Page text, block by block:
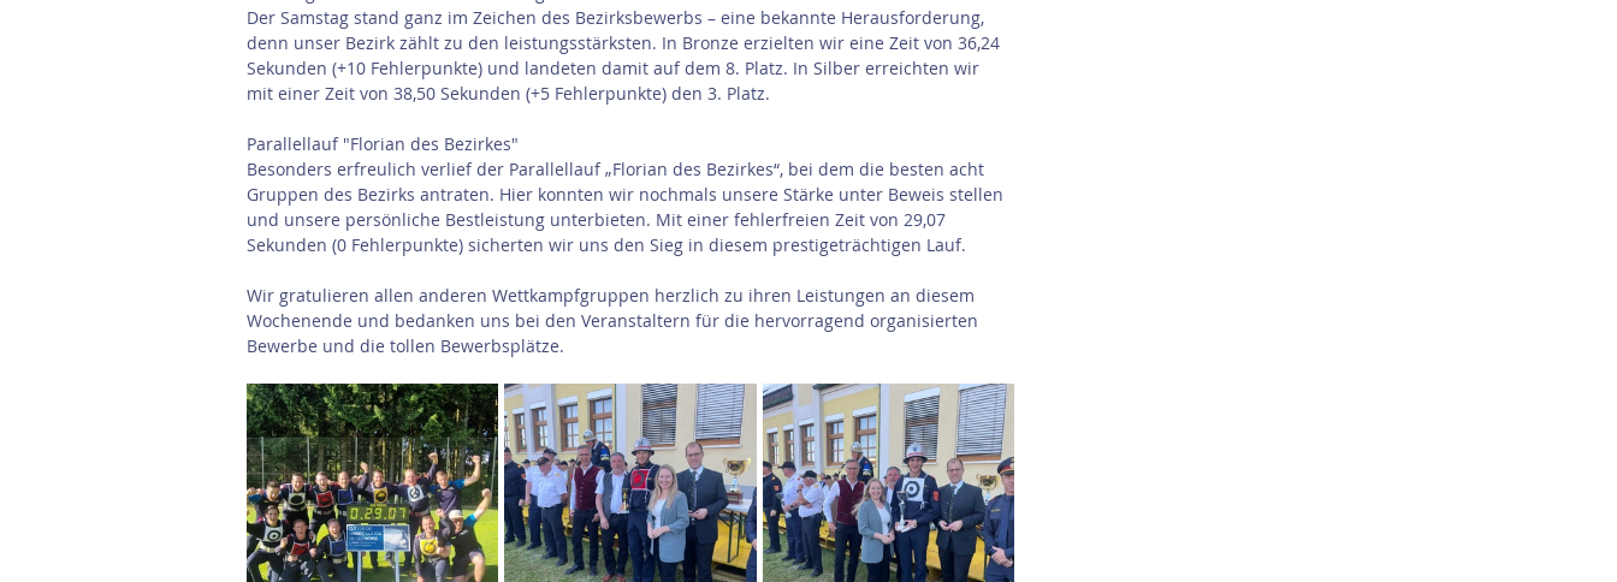
Der Samstag stand ganz im Zeichen des Bezirksbewerbs – eine bekannte Herausforderung,
denn unser Bezirk zählt zu den leistungsstärksten. In Bronze erzielten wir eine Zeit von 36,24
Sekunden (+10 Fehlerpunkte) und landeten damit auf dem 8. Platz. In Silber erreichten wir
mit einer Zeit von 38,50 Sekunden (+5 Fehlerpunkte) den 3. Platz.
Parallellauf "Florian des Bezirkes"
Besonders erfreulich verlief der Parallellauf „Florian des Bezirkes“, bei dem die besten acht
Gruppen des Bezirks antraten. Hier konnten wir nochmals unsere Stärke unter Beweis stellen
und unsere persönliche Bestleistung unterbieten. Mit einer fehlerfreien Zeit von 29,07
Sekunden (0 Fehlerpunkte) sicherten wir uns den Sieg in diesem prestigeträchtigen Lauf.
Wir gratulieren allen anderen Wettkampfgruppen herzlich zu ihren Leistungen an diesem
Wochenende und bedanken uns bei den Veranstaltern für die hervorragend organisierten
Bewerbe und die tollen Bewerbsplätze.